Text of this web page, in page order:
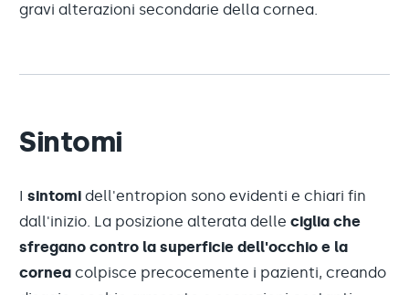
gravi alterazioni secondarie della cornea.
Sintomi
I sintomi dell'entropion sono evidenti e chiari fin
dall'inizio. La posizione alterata delle ciglia che
sfregano contro la superficie dell'occhio e la
cornea colpisce precocemente i pazienti, creando